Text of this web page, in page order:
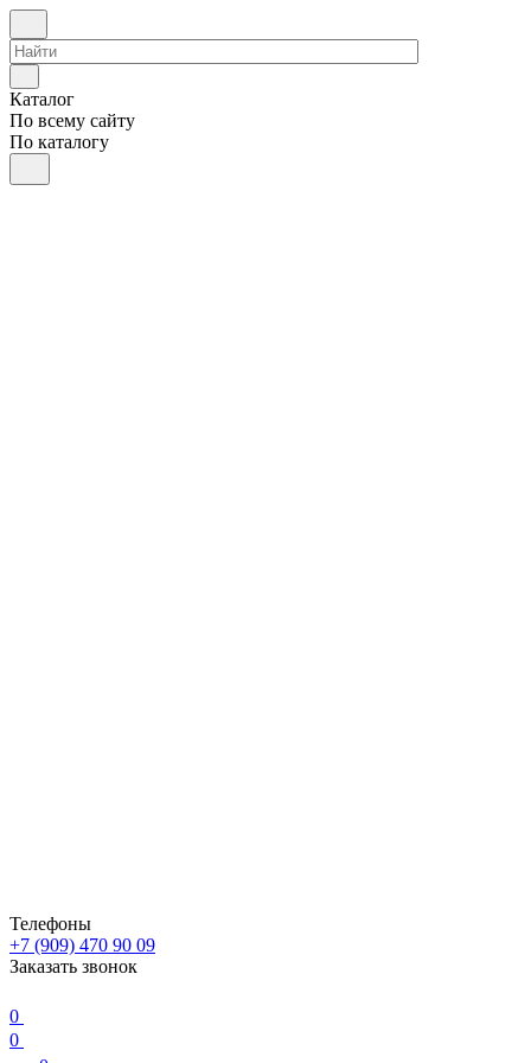
Каталог
По всему сайту
По каталогу
Телефоны
+7 (909) 470 90 09
Заказать звонок
0
0